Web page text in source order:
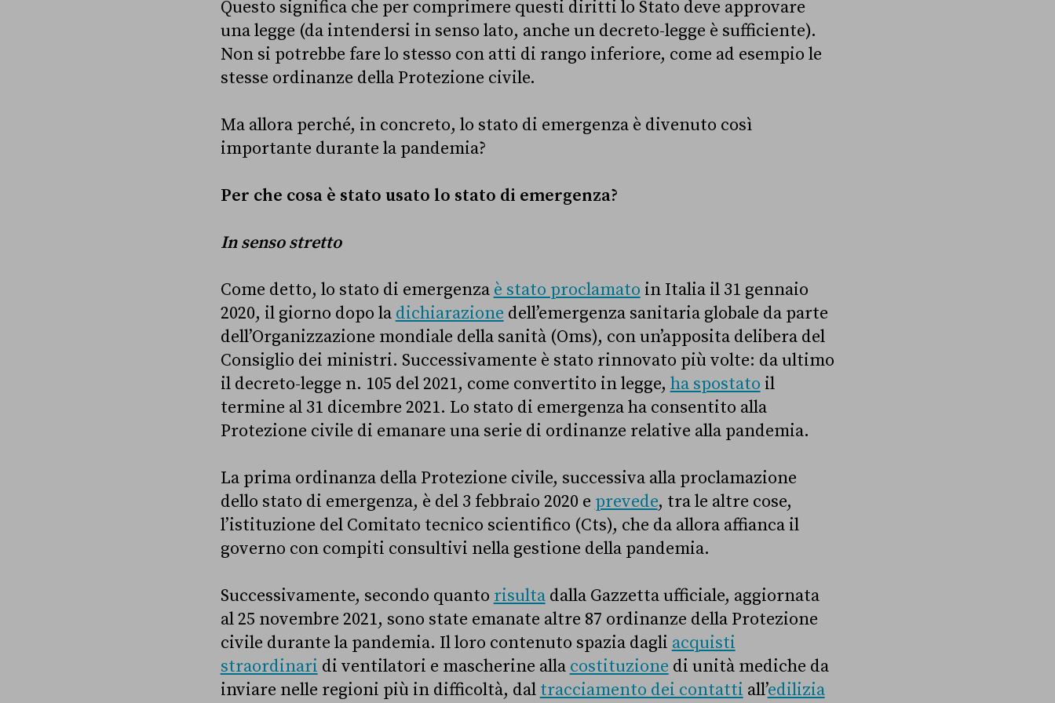
Questo significa che per comprimere questi diritti lo Stato deve approvare
una legge (da intendersi in senso lato, anche un decreto-legge è sufficiente).
Non si potrebbe fare lo stesso con atti di rango inferiore, come ad esempio le
stesse ordinanze della Protezione civile.
Ma allora perché, in concreto, lo stato di emergenza è divenuto così
importante durante la pandemia?
Per che cosa è stato usato lo stato di emergenza?
In senso stretto
Come detto, lo stato di emergenza è stato proclamato in Italia il 31 gennaio
2020, il giorno dopo la dichiarazione dell’emergenza sanitaria globale da parte
dell’Organizzazione mondiale della sanità (Oms), con un’apposita delibera del
Consiglio dei ministri. Successivamente è stato rinnovato più volte: da ultimo
il decreto-legge n. 105 del 2021, come convertito in legge, ha spostato il
termine al 31 dicembre 2021. Lo stato di emergenza ha consentito alla
Protezione civile di emanare una serie di ordinanze relative alla pandemia.
La prima ordinanza della Protezione civile, successiva alla proclamazione
dello stato di emergenza, è del 3 febbraio 2020 e prevede, tra le altre cose,
l’istituzione del Comitato tecnico scientifico (Cts), che da allora affianca il
governo con compiti consultivi nella gestione della pandemia.
Successivamente, secondo quanto risultadalla Gazzetta ufficiale, aggiornata
al 25 novembre 2021, sono state emanate altre 87 ordinanze della Protezione
civile durante la pandemia. Il loro contenuto spazia dagli acquisti
straordinari di ventilatori e mascherine alla costituzione di unità mediche da
inviare nelle regioni più in difficoltà, dal tracciamento dei contatti all’edilizia